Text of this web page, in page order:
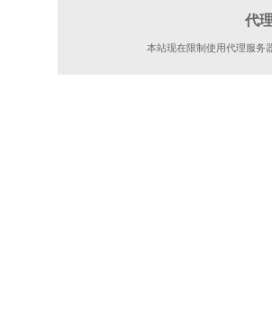
代
本站现在限制使用代理服务